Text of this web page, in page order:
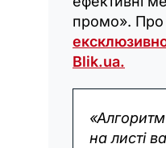
промо». Про
Blik.ua.
на листі